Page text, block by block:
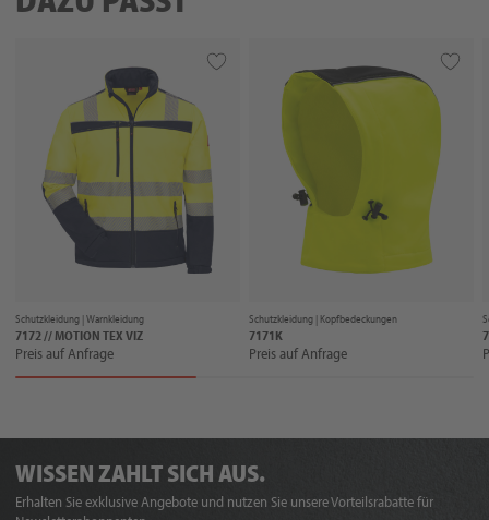
Schutzkleidung |Warnkleidung
7172 // MOTION TEX VIZ
Preis auf Anfrage
Schutzkleidung | Kopfbedeckungen
7171K
Preis auf Anfrage
WISSEN ZAHLT SICH AUS.
Erhalten Sie exklusive Angebote und nutzen Sie unsere Vorteilsrabatte für